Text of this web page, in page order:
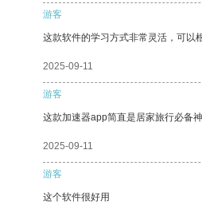
游客
这款软件的学习方式非常灵活，可以
2025-09-11
游客
这款加速器app简直是居家旅行必备
2025-09-11
游客
这个软件很好用